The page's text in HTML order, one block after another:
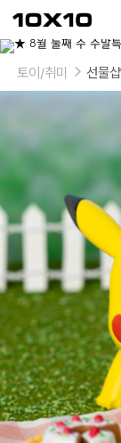
텐
바
텐
토이/취미 선물샵